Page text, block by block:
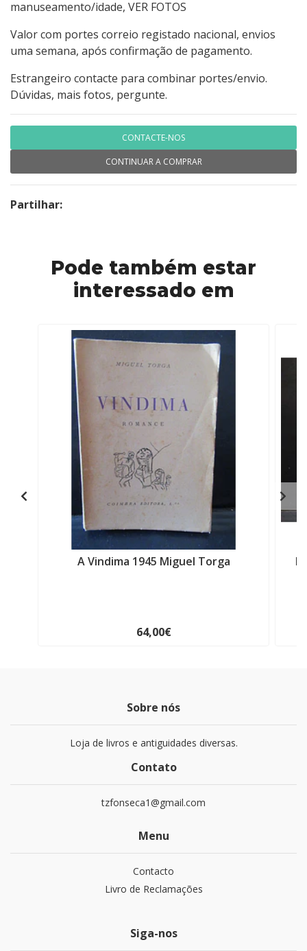
manuseamento/idade, VER FOTOS
Valor com portes correio registado nacional, envios
uma semana, após confirmação de pagamento.
Estrangeiro contacte para combinar portes/envio.
Dúvidas, mais fotos, pergunte.
CONTACTE-NOS
CONTINUAR A COMPRAR
Partilhar:
Pode também estar
interessado em
A Vindima 1945 Miguel Torga
64,00€
Sobre nós
Loja de livros e antiguidades diversas.
Contato
tzfonseca1@gmail.com
Menu
Contacto
Livro de Reclamações
Siga-nos